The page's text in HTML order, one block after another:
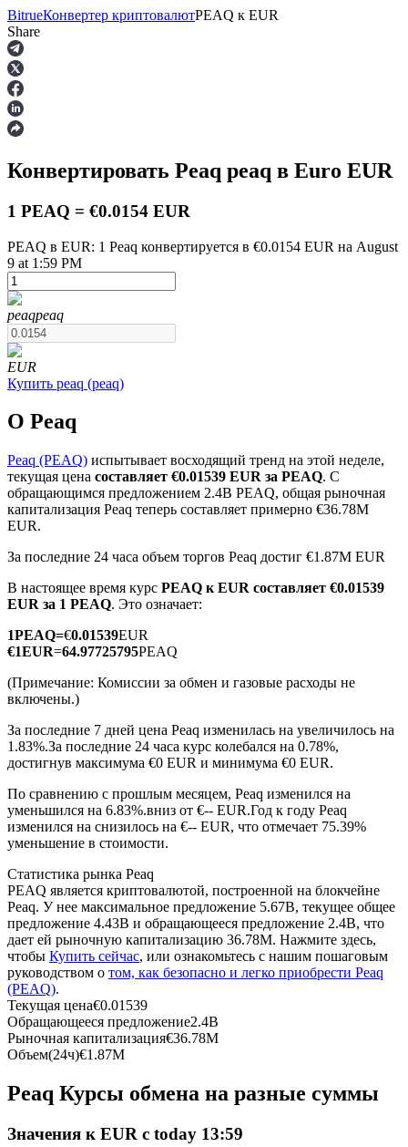
Фьючерсы
USDT-фьючерсы
Фьючерсы с использованием USDT в качестве
обеспечения
Криптовалютные фьючерсы
Деривативы на акции, форекс, драгоценные металлы и
Фьючерсы с использованием USDC в качестве
обеспечения
Копирование торговли
BitrueКонвертер криптовалютPEAQ к EUR
Share
Конвертировать Peaq peaq в Euro EUR
1 PEAQ = €0.0154 EUR
PEAQ в EUR: 1 Peaq конвертируется в €0.0154 EUR на August
9 at 1:59 PM
peaqpeaq
EUR
Купить peaq (peaq)
О Peaq
Peaq (PEAQ) испытывает восходящий тренд на этой неделе,
текущая цена составляет €0.01539 EUR за PEAQ. С
обращающимся предложением 2.4B PEAQ, общая рыночная
капитализация Peaq теперь составляет примерно €36.78M
EUR.
За последние 24 часа объем торгов Peaq достиг €1.87M EUR
В настоящее время курс PEAQ к EUR составляет €0.01539
EUR за 1 PEAQ. Это означает:
1PEAQ=€0.01539EUR
€1EUR=64.97725795PEAQ
(Примечание: Комиссии за обмен и газовые расходы не
включены.)
За последние 7 дней цена Peaq изменилась на увеличилось на
1.83%.За последние 24 часа курс колебался на 0.78%,
достигнув максимума €0 EUR и минимума €0 EUR.
По сравнению с прошлым месяцем, Peaq изменился на
уменьшился на 6.83%.вниз от €-- EUR.Год к году Peaq
изменился на снизилось на €-- EUR, что отмечает 75.39%
уменьшение в стоимости.
Статистика рынка Peaq
PEAQ является криптовалютой, построенной на блокчейне
Peaq. У нее максимальное предложение 5.67B, текущее общее
предложение 4.43B и обращающееся предложение 2.4B, что
дает ей рыночную капитализацию 36.78M. Нажмите здесь,
чтобы Купить сейчас, или ознакомьтесь с нашим пошаговым
руководством о том, как безопасно и легко приобрести Peaq
(PEAQ).
Текущая цена€0.01539
Обращающееся предложение2.4B
Рыночная капитализация€36.78M
Объем(24ч)€1.87M
Peaq Курсы обмена на разные суммы
Значения к EUR с today 13:59